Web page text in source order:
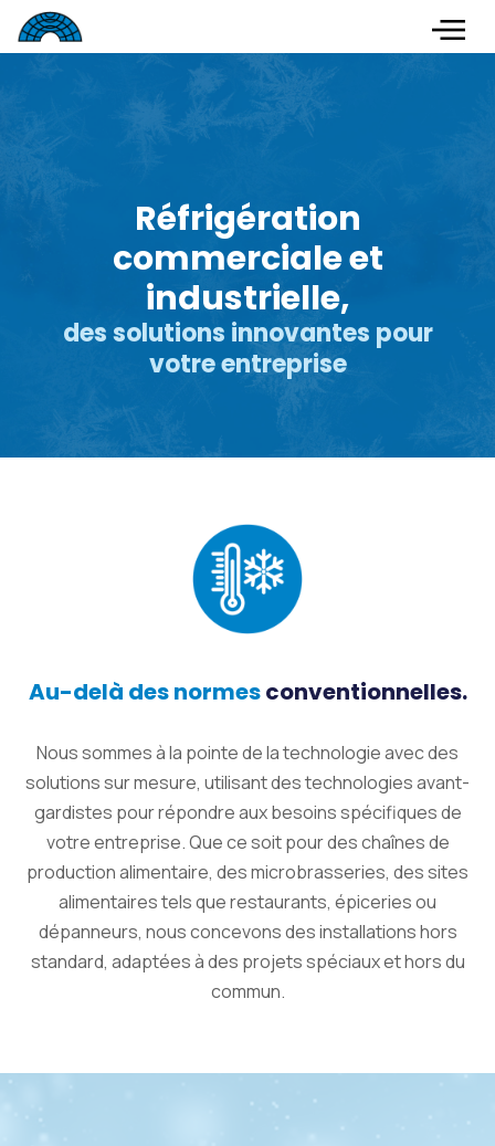
Réfrigération
commerciale et
industrielle,
des solutions innovantes pour
votre entreprise
Au-delà des normesconventionnelles.
Nous sommes à la pointe de la technologie avec des
solutions sur mesure, utilisant des technologies avant-
gardistes pour répondre aux besoins spécifiques de
votre entreprise. Que ce soit pour des chaînes de
production alimentaire, des microbrasseries, des sites
alimentaires tels que restaurants, épiceries ou
dépanneurs, nous concevons des installations hors
standard, adaptées à des projets spéciaux et hors du
commun.